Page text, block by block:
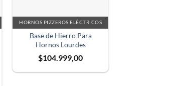
HORNOS PIZZEROS ELÉCTRICOS
Base de Hierro Para
Hornos Lourdes
$104.999,00